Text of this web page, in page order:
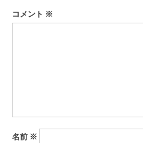
コメント ※
名前 ※